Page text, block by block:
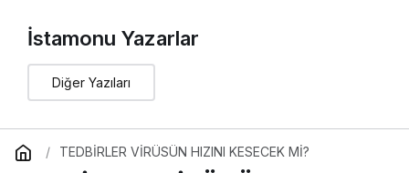
İstamonu Yazarlar
Diğer Yazıları
TEDBİRLER VİRÜSÜN HIZINI KESECEK Mİ?